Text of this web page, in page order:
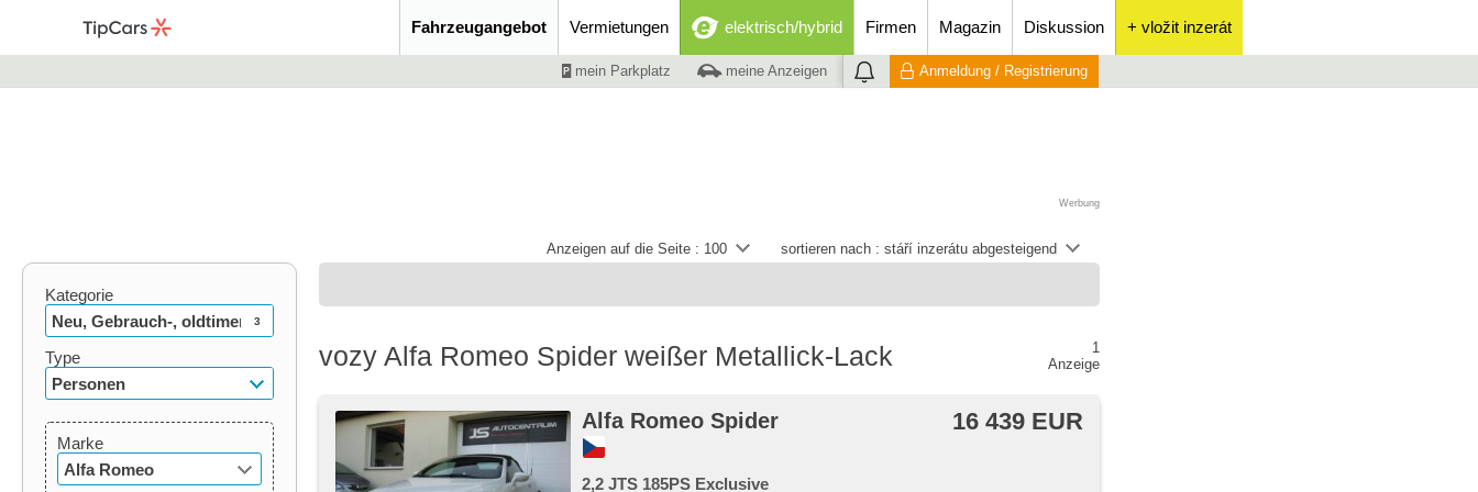
Fahrzeugangebot Vermietungen elektrisch/hybrid Firmen Magazin Diskussion + vložit inzerát
mein Parkplatz meine Anzeigen Anmeldung / Registrierung
Werbung
sortieren nach : stáří inzerátu abgesteigend
Anzeigen auf die Seite : 100
Kategorie
Neu, Gebrauch-, oldtimer
3
Type
Personen
Marke
Alfa Romeo
vozy Alfa Romeo Spider weißer Metallick-Lack
1
Anzeige
Alfa Romeo Spider 16 439 EUR
2,2 JTS 185PS Exclusive